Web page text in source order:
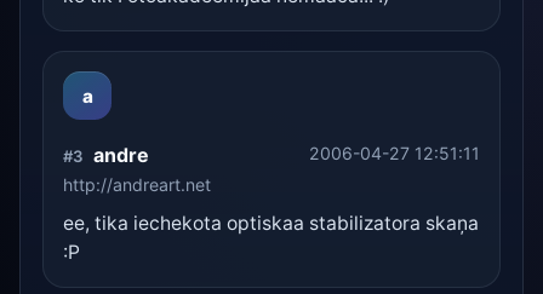
a
#3 andre
http://andreart.net
2006-04-27 12:51:11
ee, tika iechekota optiskaa stabilizatora skaņa
:P